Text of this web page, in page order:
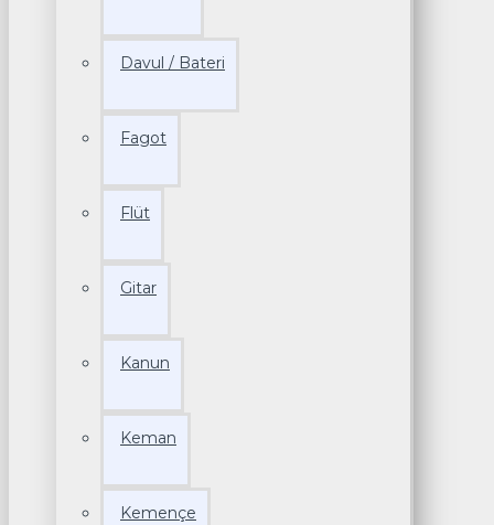
Davul / Bateri
Fagot
Flüt
Gitar
Kanun
Keman
Kemençe